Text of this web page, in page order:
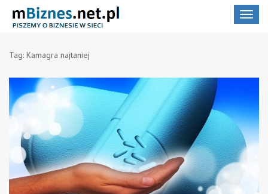
Toggle
Tag: Kamagra najtaniej